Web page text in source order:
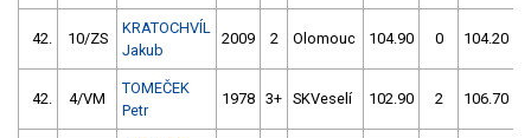
42. 10/ZS
KRATOCHVÍL
Jakub
2009 2 Olomouc 104.90 0 104.20
42. 4/VM
TOMEČEK
Petr
1978 3+ SKVeselí 102.90 2 106.70